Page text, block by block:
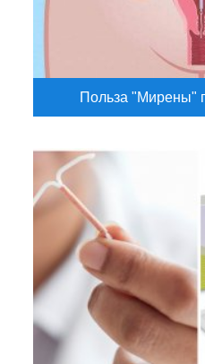
Польза "Мирены"